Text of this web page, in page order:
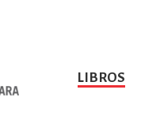
LIBROS
HISTORIA